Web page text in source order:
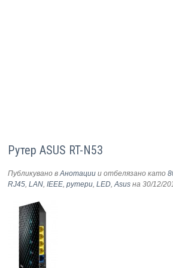
Рутер ASUS RT-N53
Публикувано вАнотации и отбелязано като
RJ45,LAN,IEEE,рутери,LED,Asus на 30/12/